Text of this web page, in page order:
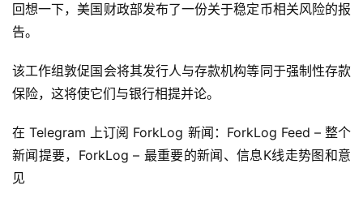
信
仰
a
r
9
9
9
回想一下，美国财政部发布了一份关于稳定币相关风险的报
告。
该工作组敦促国会将其发行人与存款机构等同于强制性存款
保险，这将使它们与银行相提并论。
在 Telegram 上订阅 ForkLog 新闻：ForkLog Feed – 整个
新闻提要，ForkLog – 最重要的新闻、信息K线走势图和意
见